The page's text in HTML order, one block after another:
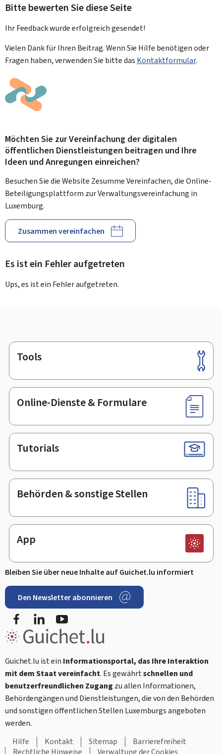
Bitte bewerten Sie diese Seite
Ihr Feedback wurdeerfolgreichgesendet!
Vielen Dank für Ihren Beitrag. Wenn Sie Hilfe benötigen oder
Fragen haben, verwenden Sie bitte das Kontaktformular.
Möchten Sie zur Vereinfachung der digitalen
öffentlichen Dienstleistungen beitragen und Ihre
Ideen und Anregungen einreichen?
Besuchen Sie die Website Zesumme Vereinfachen, die Online-
Beteiligungsplattform zur Verwaltungsvereinfachung in
Luxemburg.
Zusammen vereinfachen
Es ist ein Fehler aufgetreten
Ups, es ist ein Fehler aufgetreten.
Footer
Tools
Online-Dienste & Formulare
Tutorials
Behörden & sonstige Stellen
App
Bleiben Sie über neue Inhalte auf Guichet.lu informiert
Den Newsletter abonnieren
FacebookLinkedIn
Guichet.lu ist ein Informationsportal, das Ihre Interaktion
mit dem Staat vereinfacht. Es gewährtschnellen und
benutzerfreundlichen Zugang zu allen Informationen,
Behördengängen und Dienstleistungen, die von den Behörden
und sonstigen öffentlichen Stellen Luxemburgs angeboten
werden.
Hilfe
Kontakt Sitemap
Barrierefreiheit
Rechtliche Hinweise
Verwaltung der Cookies